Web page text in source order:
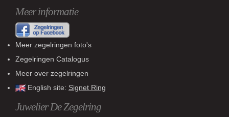
Meer informatie
Meer zegelringen foto's
Zegelringen Catalogus
Meer over zegelringen
English site: Signet Ring
Juwelier De Zegelring